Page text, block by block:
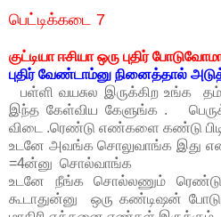
பெட்டிக்கடை 7
குட்டியா ஈசியா ஒரு புதிர்
புதிர் வேண்டாம்னு நினைத்தால்
பள்ளி வயசுல இருக்கிற உங்க
இந்த கேள்விய கேளுங்க .
விடை .ரெண்டு எண்களை கண்டு
உடனே அவங்க சொலுவாங்க இது
=4ன்னு சொல்வாங்க
உடனே நீங்க சொல்லணும்
கூடாதுன்னு ஒரு கண்டிஷன்